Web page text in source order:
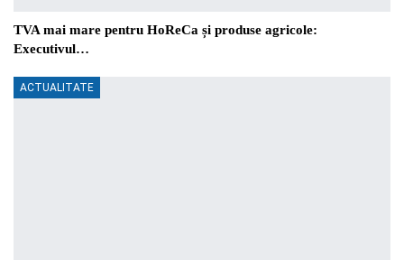
TVA mai mare pentru HoReCa și produse agricole:
Executivul…
ACTUALITATE